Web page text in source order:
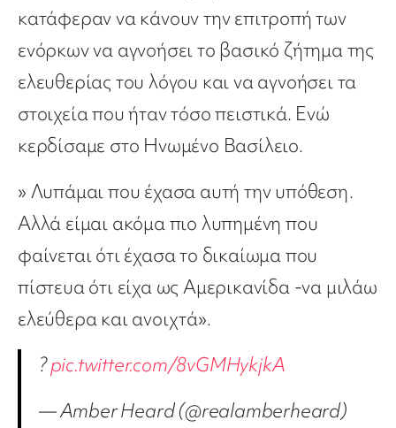
κατάφεραν να κάνουν την επιτροπή των
ενόρκων να αγνοήσει το βασικό ζήτημα της
ελευθερίας του λόγου και να αγνοήσει τα
στοιχεία που ήταν τόσο πειστικά. Ενώ
κερδίσαμε στο Ηνωμένο Βασίλειο.
» Λυπάμαι που έχασα αυτή την υπόθεση.
Αλλά είμαι ακόμα πιο λυπημένη που
φαίνεται ότι έχασα το δικαίωμα που
πίστευα ότι είχα ως Αμερικανίδα -να μιλάω
ελεύθερα και ανοιχτά».
?pic.twitter.com/8vGMHykjkA
— Amber Heard (@realamberheard)